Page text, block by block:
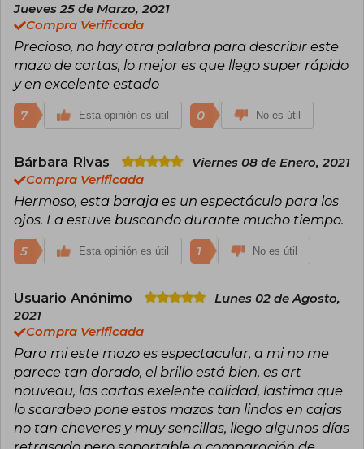
Jueves 25 de Marzo, 2021
Compra Verificada
Precioso, no hay otra palabra para describir este
mazo de cartas, lo mejor es que llego super rápido
y en excelente estado
7 Esta opinión es útil 0 No es útil
Bárbara Rivas
Viernes 08 de Enero, 2021
Compra Verificada
Hermoso, esta baraja es un espectáculo para los
ojos. La estuve buscando durante mucho tiempo.
5 Esta opinión es útil 1 No es útil
Usuario Anónimo
Lunes 02 de Agosto,
2021
Compra Verificada
Para mi este mazo es espectacular, a mi no me
parece tan dorado, el brillo está bien, es art
nouveau, las cartas exelente calidad, lastima que
lo scarabeo pone estos mazos tan lindos en cajas
no tan cheveres y muy sencillas, llego algunos días